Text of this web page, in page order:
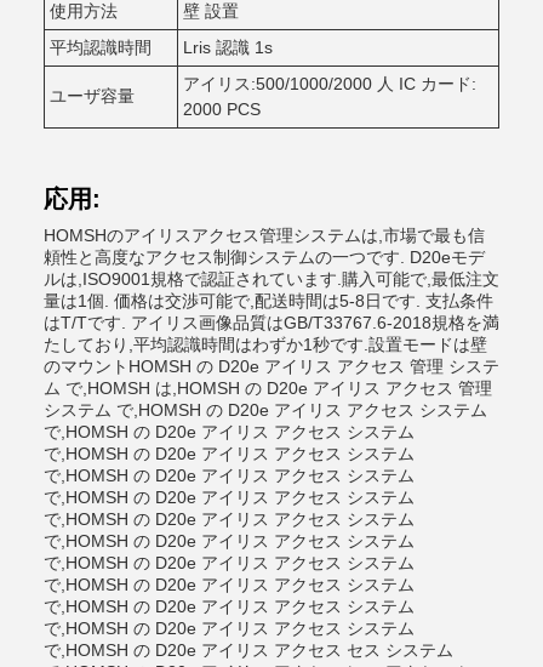
使用方法
壁 設置
平均認識時間
Lris 認識 1s
ユーザ容量
アイリス:500/1000/2000 人 IC カード:
2000 PCS
応用:
HOMSHのアイリスアクセス管理システムは,市場で最も信
頼性と高度なアクセス制御システムの一つです. D20eモデ
ルは,ISO9001規格で認証されています.購入可能で,最低注文
量は1個. 価格は交渉可能で,配送時間は5-8日です. 支払条件
はT/Tです. アイリス画像品質はGB/T33767.6-2018規格を満
たしており,平均認識時間はわずか1秒です.設置モードは壁
のマウントHOMSH の D20e アイリス アクセス 管理 システ
ム で,HOMSH は,HOMSH の D20e アイリス アクセス 管理
システム で,HOMSH の D20e アイリス アクセス システム
で,HOMSH の D20e アイリス アクセス システム
で,HOMSH の D20e アイリス アクセス システム
で,HOMSH の D20e アイリス アクセス システム
で,HOMSH の D20e アイリス アクセス システム
で,HOMSH の D20e アイリス アクセス システム
で,HOMSH の D20e アイリス アクセス システム
で,HOMSH の D20e アイリス アクセス システム
で,HOMSH の D20e アイリス アクセス システム
で,HOMSH の D20e アイリス アクセス システム
で,HOMSH の D20e アイリス アクセス システム
で,HOMSH の D20e アイリス アクセス セス システム